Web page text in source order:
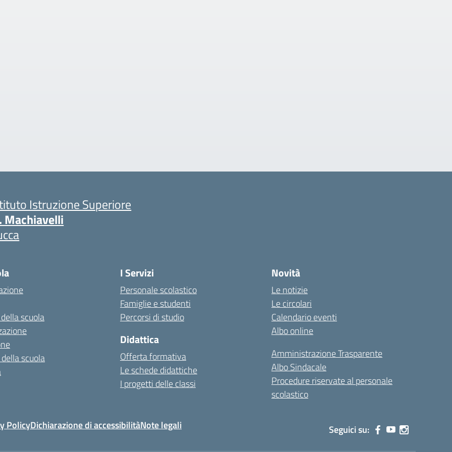
Istruzione Superiore
Machiavelli
scuola
scuola
I Servizi
Personale scolastico
Famiglie e studenti
Percorsi di studio
Didattica
Offerta formativa
Le schede didattiche
I progetti delle classi
Novità
Le notizie
Le circolari
Calendario eventi
Albo online
Amministrazione Trasparente
Albo Sindacale
Procedure riservate al personale
scolastico
PolicyDichiarazione di accessibilitàNote legali Seguici su: